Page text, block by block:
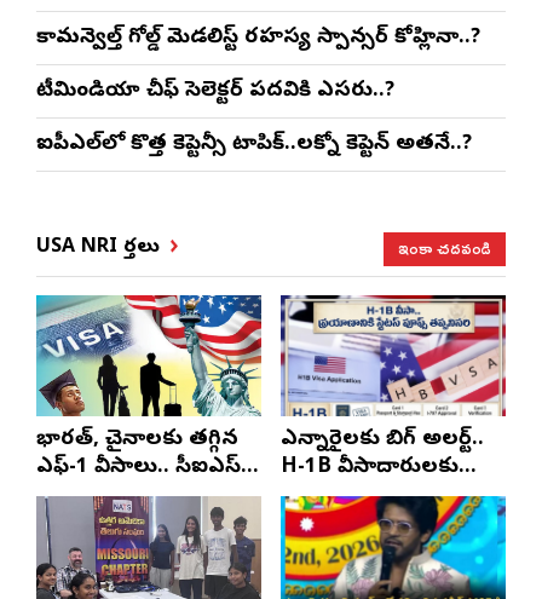
కామన్వెల్త్ గోల్డ్ మెడలిస్ట్ రహస్య స్పాన్సర్ కోహ్లినా..?
టీమిండియా చీఫ్ సెలెక్టర్ పదవికి ఎసరు..?
ఐపీఎల్‌లో కొత్త కెప్టెన్సీ టాపిక్..లక్నో కెప్టెన్ అతనే..?
USA NRI వార్తలు ఇంకా చదవండి
భారత్, చైనాలకు తగ్గిన
ఎఫ్-1 వీసాలు.. సీఐఎస్
నివేదిక..!
ఎన్నారైలకు బిగ్ అలర్ట్..
H-1B వీసాదారులకు
ప్రయాణ సమయంలో
స్టేటస్ ప్రూఫ్స్ తప్పనిసరి..!